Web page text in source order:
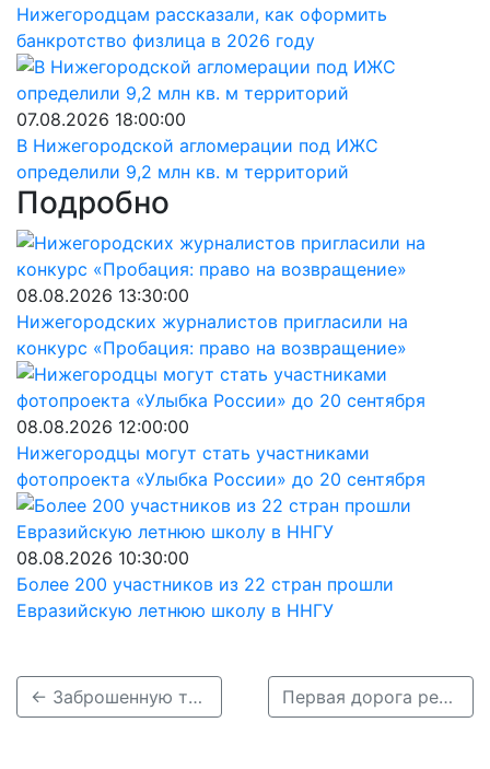
Нижегородцам рассказали, как оформить
банкротство физлица в 2026 году
07.08.2026 18:00:00
В Нижегородской агломерации под ИЖС
определили 9,2 млн кв. м территорий
Подробно
08.08.2026 13:30:00
Нижегородских журналистов пригласили на
конкурс «Пробация: право на возвращение»
08.08.2026 12:00:00
Нижегородцы могут стать участниками
фотопроекта «Улыбка России» до 20 сентября
08.08.2026 10:30:00
Более 200 участников из 22 стран прошли
Евразийскую летнюю школу в ННГУ
← Заброшенную территорию на улице Касьянова превратили в детскую площадку Первая дорога ремонтной кампании 2026 года готова в Нижнем Новгороде →